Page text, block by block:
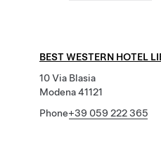
BEST WESTERN HOTEL
10 Via Blasia
Modena 41121
Phone+39 059 222 365